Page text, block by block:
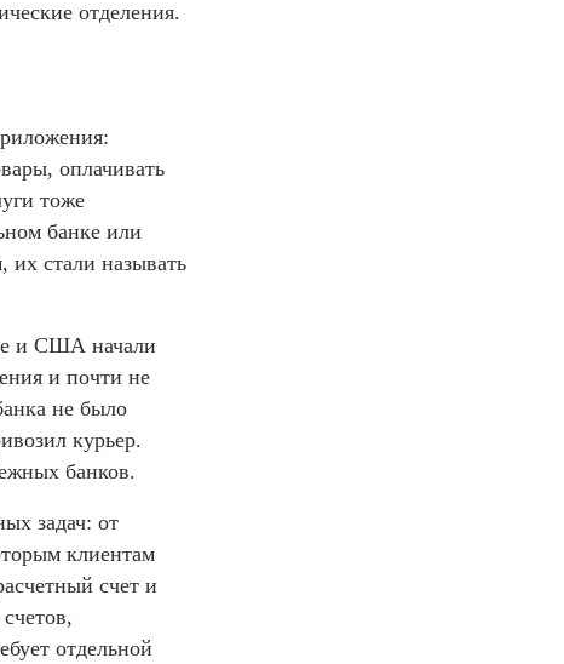
отделения.
оплачивать
тоже
банке или
их стали называть
и США начали
и почти не
не было
курьер.
банков.
задач: от
клиентам
счет и
отдельной